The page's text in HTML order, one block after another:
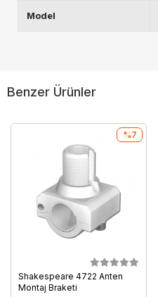
Model
Benzer Ürünler
Shakespeare 4722 Anten
Montaj Braketi
%7